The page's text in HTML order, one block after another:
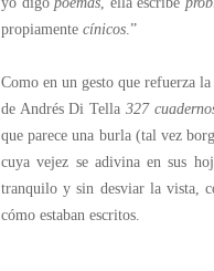
propiamente cínicos .”
Como en un gesto que refuerza
de Andrés Di Tella 327
que parece una burla (tal vez
cuya vejez se adivina en sus
tranquilo y sin desviar la vista,
cómo estaban escritos.